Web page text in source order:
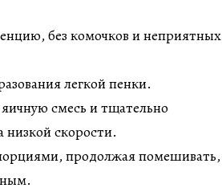
без комочков и неприятных
легкой пенки.
смесь и тщательно
скорости.
продолжая помешивать,